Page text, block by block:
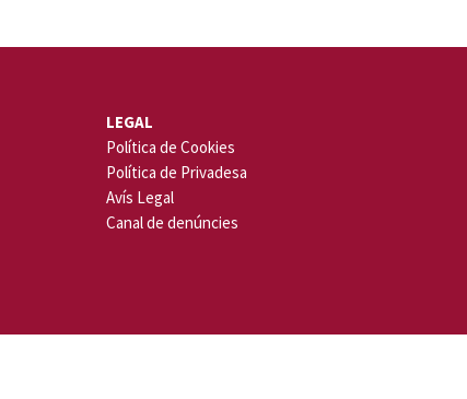
LEGAL
Política de Cookies
Política de Privadesa
Avís Legal
Canal de denúncies